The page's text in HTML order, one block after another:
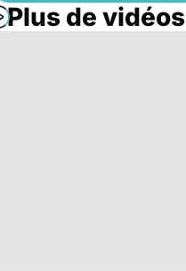
Plus de vidéos